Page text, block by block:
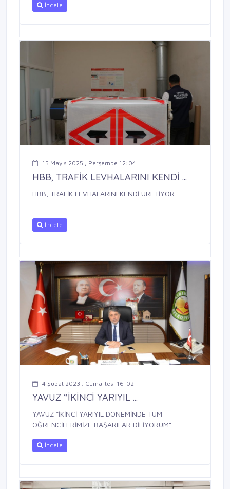
İncele
15 Mayıs 2025 , Perşembe 12:04
HBB, TRAFİK LEVHALARINI KENDİ ...
HBB, TRAFİK LEVHALARINI KENDİ ÜRETİYOR
İncele
4 Şubat 2023 , Cumartesi 16:02
YAVUZ “İKİNCİ YARIYIL ...
YAVUZ “İKİNCİ YARIYIL DÖNEMİNDE TÜM
ÖĞRENCİLERİMİZE BAŞARILAR DİLİYORUM”
İncele